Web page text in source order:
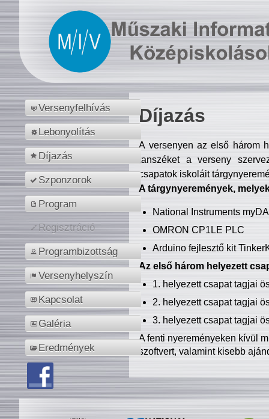
Versenyfelhívás
Lebonyolítás
Díjazás
Szponzorok
Program
Regisztráció
Programbizottság
Versenyhelyszín
Kapcsolat
Galéria
Eredmények
Díjazás
A versenyen az első három
tanszéket a verseny
csapatok iskoláit
A tárgynyeremények,
National Instruments
OMRON CP1LE PLC
Arduino fejlesztő kit
Az első három helyezett
1. helyezett csapat tagjai
2. helyezett csapat tagjai
3. helyezett csapat tagjai
A fenti nyereményeken kívül
szoftvert, valamint kisebb